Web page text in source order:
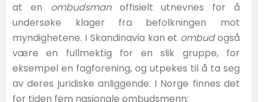
at en ombudsman offisielt utnevnes for å
undersøke klager fra befolkningen mot
myndighetene. I Skandinavia kan et ombudogså
være en fullmektig for en slik gruppe, for
eksempel en fagforening, og utpekes til å ta seg
av deres juridiske anliggende. I Norge finnes det
for tiden fem nasjonale ombudsmenn: